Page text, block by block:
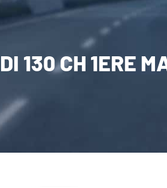
130 CH 1ERE